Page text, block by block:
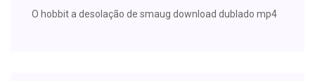
O hobbit a desolação de smaug download dublado mp4